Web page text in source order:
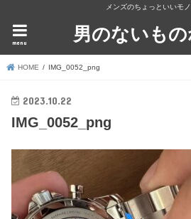
メンズのちょっといいモ
男のないもの
menu
HOME IMG_0052_png
2023.10.22
IMG_0052_png